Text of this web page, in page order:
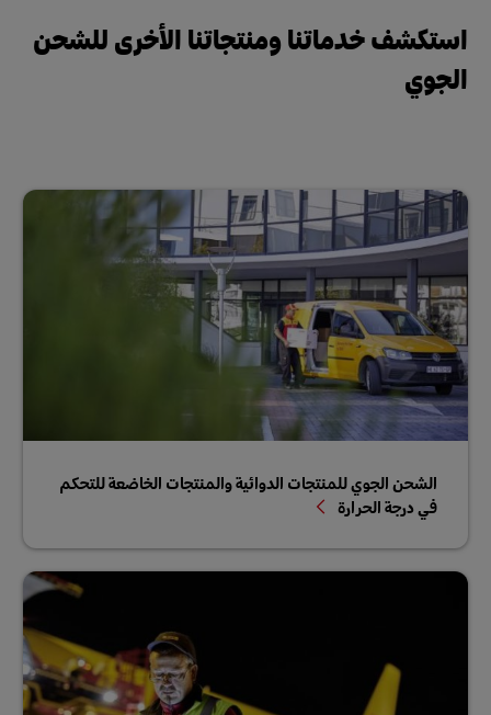
استكشف خدماتنا ومنتجاتنا الأخرى للشحن
الجوي
الشحن الجوي للمنتجات الدوائية والمنتجات الخاضعة للتحكم
في درجة الحرارة